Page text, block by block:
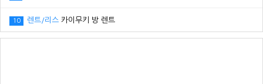
10 렌트/리스 카이무키 방 렌트